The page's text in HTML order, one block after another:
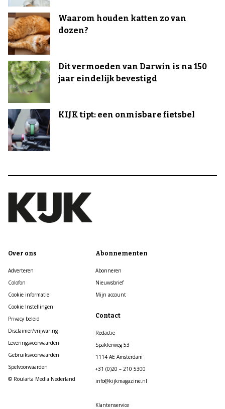
Waarom houden katten zo van
dozen?
Dit vermoeden van Darwin is na 150
jaar eindelijk bevestigd
KIJK tipt: een onmisbare fietsbel
Over ons
Adverteren
Colofon
Cookie informatie
Cookie Instellingen
Privacy beleid
Disclaimer/vrijwaring
Leveringsvoorwaarden
Gebruiksvoorwaarden
Spelvoorwaarden
© Roularta Media Nederland
Abonnementen
Abonneren
Nieuwsbrief
Mijn account
Contact
Redactie
Spaklerweg 53
1114 AE Amsterdam
+31 (0)20 – 210 5300
info@kijkmagazine.nl
Klantenservice